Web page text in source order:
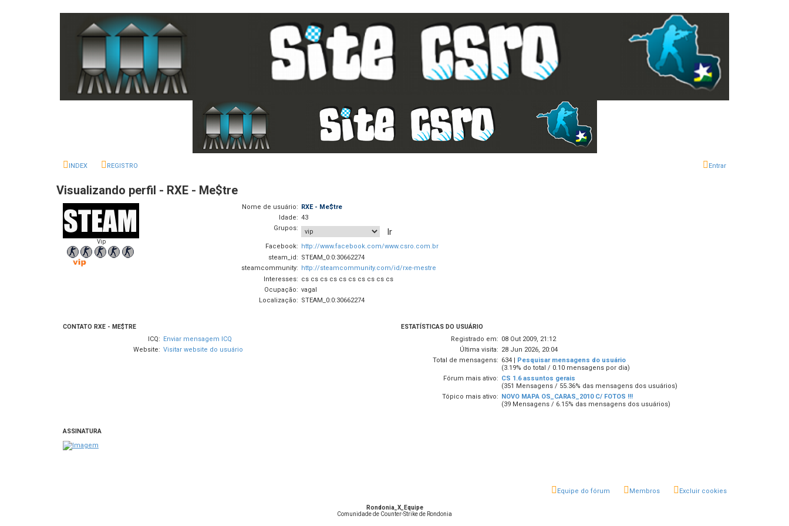
INDEX REGISTRO Entrar
Visualizando perfil - RXE - Me$tre
Vip
Nome de usuário: RXE - Me$tre
Idade: 43
Grupos:
Facebook: http://www.facebook.com/www.csro.com.br
steam_id: STEAM_0:0:30662274
steamcommunity: http://steamcommunity.com/id/rxe-mestre
Interesses: cs cs cs cs cs cs cs cs cs cs
Ocupação: vagal
Localização: STEAM_0:0:30662274
CONTATO RXE - ME$TRE
ICQ:
Enviar mensagem ICQ
Website: Visitar website do usuário
ESTATÍSTICAS DO USUÁRIO
Registrado em: 08 Out 2009, 21:12
Última visita: 28 Jun 2026, 20:04
Total de mensagens: 634 |
Pesquisar mensagens do usuário
(3.19% do total / 0.10 mensagens por dia)
Fórum mais ativo: CS 1.6 assuntos gerais
(351 Mensagens / 55.36% das mensagens dos usuários)
Tópico mais ativo:
NOVO MAPA OS_CARAS_2010 C/ FOTOS !!!
(39 Mensagens / 6.15% das mensagens dos usuários)
ASSINATURA
Excluir cookies
Membros
Equipe do fórum
Rondonia_X_Equipe
Comunidade de Counter-Strike de Rondonia